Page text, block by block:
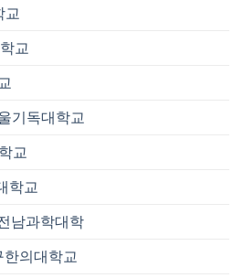
교
교
기독대학교
교
학교
남과학대학
한의대학교